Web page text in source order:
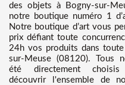
des objets à Bogny-sur-
notre boutique numéro 1
Notre boutique d’art vous
prix défiant toute
24h vos produits dans
sur-Meuse (08120). Tous
été directement
découvrir l'ensemble de